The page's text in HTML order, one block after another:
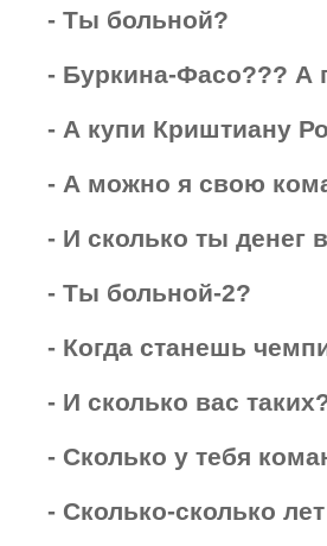
- Ты больной?
- Буркина-Фасо??? А
- А купи Криштиану
- А можно я свою
- И сколько ты денег
- Ты больной-2?
- Когда станешь
- И сколько вас
- Сколько у тебя
- Сколько-сколько